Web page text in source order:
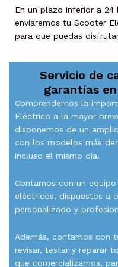
En un plazo inferior a 24
enviaremos tu Scooter
para que puedas
Servicio de
garantías en
Comprendemos la
Eléctrico a la mayor
disponemos de un
con los modelos más
incluso el mismo día.
Contamos con un
eléctricos, dispuestos a
personalizado y
Además, contamos con
revisar, testar y reparar
que comercializamos,